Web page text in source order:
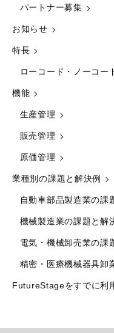
パートナー募集
お知らせ
特長
ローコード・ノーコー
機能
生産管理
販売管理
原価管理
業種別の課題と解決例
自動車部品製造業の課
機械製造業の課題と解
電気・機械卸売業の課
精密・医療機械器具卸
FutureStageをすでに利